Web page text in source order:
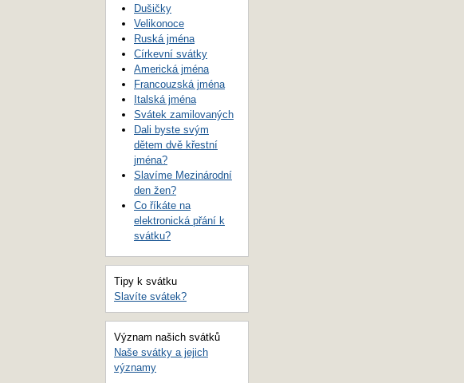
Dušičky
Velikonoce
Ruská jména
Církevní svátky
Americká jména
Francouzská jména
Italská jména
Svátek zamilovaných
Dali byste svým
dětem dvě křestní
jména?
Slavíme Mezinárodní
den žen?
Co říkáte na
elektronická přání k
svátku?
Tipy k svátku
Slavíte svátek?
Význam našich svátků
Naše svátky a jejich
významy